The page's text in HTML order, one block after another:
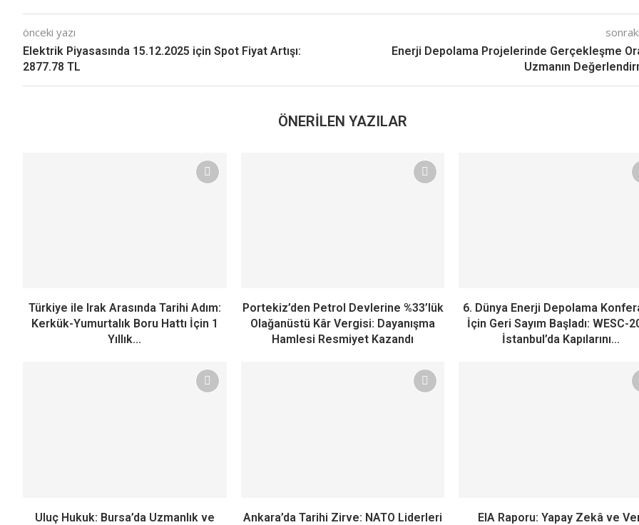
önceki yazı
Elektrik Piyasasında 15.12.2025 için Spot Fiyat Artışı:
2877.78 TL
Enerji Depolama Projelerinde Gerçekleşme
Uzmanın
ÖNERILEN YAZILAR
Türkiye ile Irak Arasında Tarihi Adım:
Kerkük-Yumurtalık Boru Hattı İçin 1
Yıllık...
Portekiz’den Petrol Devlerine %33’lük
Olağanüstü Kâr Vergisi: Dayanışma
Hamlesi Resmiyet Kazandı
6. Dünya Enerji Depolama
İçin Geri Sayım Başladı: WESC-
İstanbul’da Kapılarını...
Uluç Hukuk: Bursa’da Uzmanlık ve
Ankara’da Tarihi Zirve: NATO Liderleri
EIA Raporu: Yapay Zekâ ve